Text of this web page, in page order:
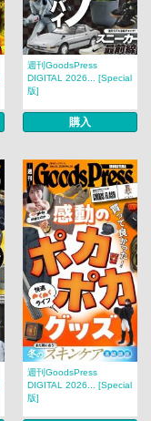
週刊GoodsPress
DIGITAL 2026... [Special
版]
購入
週刊GoodsPress
DIGITAL 2026... [Special
版]